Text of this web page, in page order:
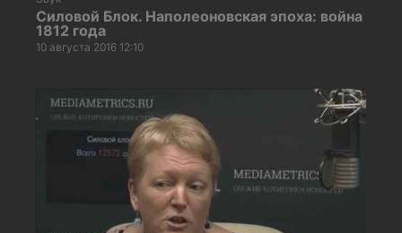
Силовой Блок. Наполеоновская эпоха: война
1812 года
10 августа 2016 12:10